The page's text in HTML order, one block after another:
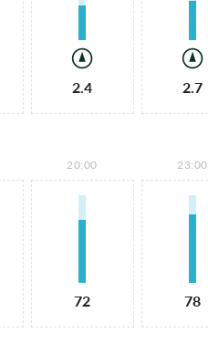
2.4 2.7
20:00
72
23:00
78